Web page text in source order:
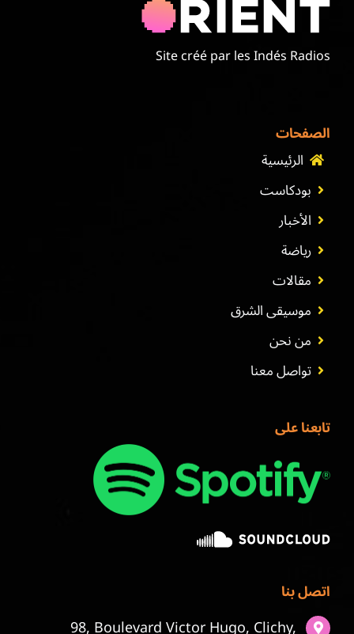
Site créé par les Indés Radios
الصفحات
الرئيسية
بودكاست
الأخبار
رياضة
مقالات
موسيقى الشرق
من نحن
تواصل معنا
تابعنا على
اتصل بنا
98, Boulevard Victor Hugo, Clichy,